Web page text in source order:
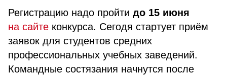
Регистрацию надо пройти до 15 июня
на сайте конкурса. Сегодя стартует приём
заявок для студентов средних
профессиональных учебных заведений.
Командные состязания начнутся после